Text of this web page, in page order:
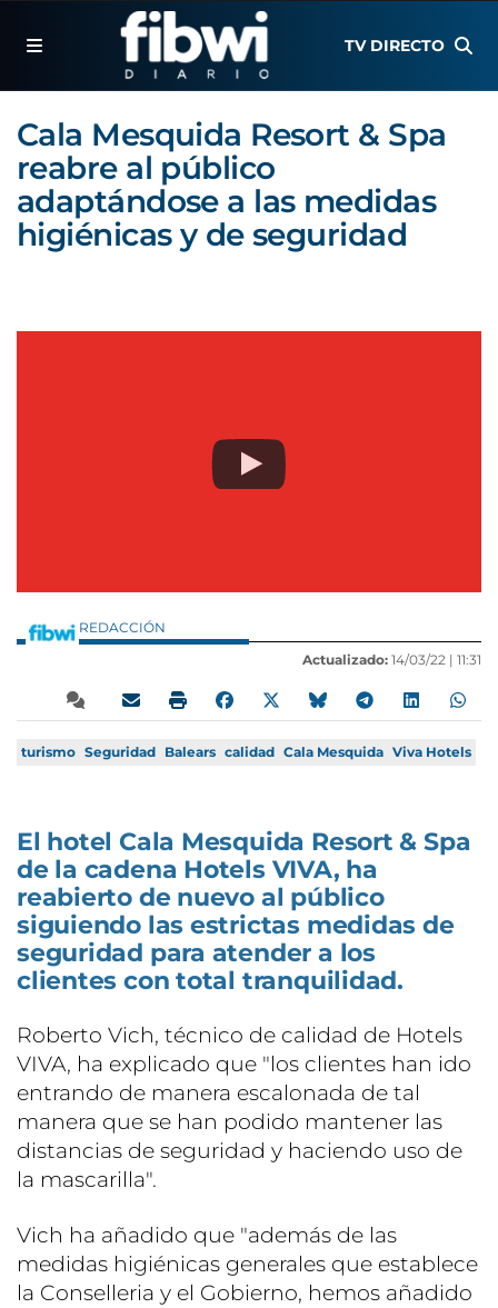
TV DIRECTO
Cala Mesquida Resort & Spa
reabre al público
adaptándose a las medidas
higiénicas y de seguridad
REDACCIÓN
Actualizado: 14/03/22 | 11:31
turismo Seguridad Balears calidad Cala Mesquida Viva Hotels
El hotel Cala Mesquida Resort & Spa
de la cadena Hotels VIVA, ha
reabierto de nuevo al público
siguiendo las estrictas medidas de
seguridad para atender a los
clientes con total tranquilidad.
Roberto Vich, técnico de calidad de Hotels
VIVA, ha explicado que "los clientes han ido
entrando de manera escalonada de tal
manera que se han podido mantener las
distancias de seguridad y haciendo uso de
la mascarilla".
Vich ha añadido que "además de las
medidas higiénicas generales que establece
la Conselleria y el Gobierno, hemos añadido